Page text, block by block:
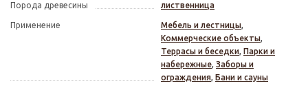
Порода древесины лиственница
Применение Мебель и лестницы,
Коммерческие объекты,
Террасы и беседки, Парки и
набережные, Заборы и
ограждения, Бани и сауны